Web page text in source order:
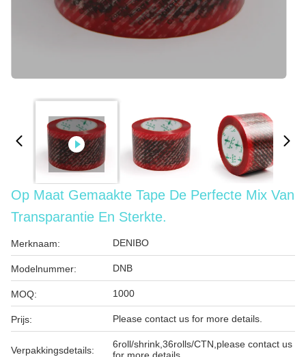
Op Maat Gemaakte Tape De Perfecte Mix Van
Transparantie En Sterkte.
Merknaam: DENIBO
Modelnummer: DNB
MOQ: 1000
Prijs: Please contact us for more details.
Verpakkingsdetails:
6roll/shrink,36rolls/CTN,please contact us